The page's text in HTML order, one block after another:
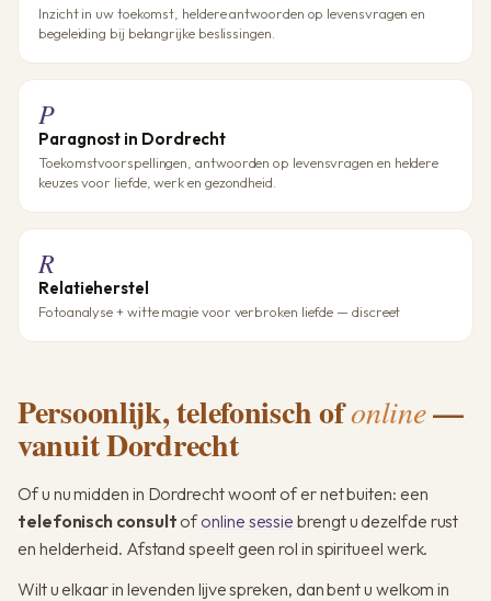
Inzicht in uw toekomst, heldere antwoorden op levensvragen en
begeleiding bij belangrijke beslissingen.
P
Paragnost in Dordrecht
Toekomstvoorspellingen, antwoorden op levensvragen en heldere
keuzes voor liefde, werk en gezondheid.
R
Relatieherstel
Fotoanalyse + witte magie voor verbroken liefde — discreet
Persoonlijk, telefonisch ofonline—
vanuit Dordrecht
Of u nu midden in Dordrecht woont of er net buiten: een
telefonisch consult of online sessie brengt u dezelfde rust
en helderheid. Afstand speelt geen rol in spiritueel werk.
Wilt u elkaar in levenden lijve spreken, dan bent u welkom in